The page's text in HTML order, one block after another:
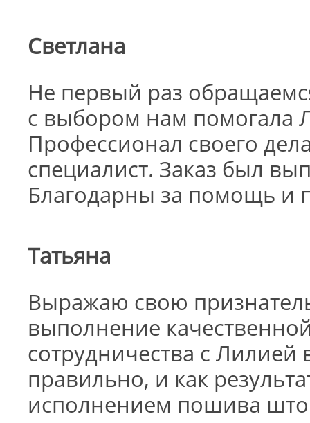
Светлана
Не первый раз
с выбором нам помогала
Профессионал своего
специалист. Заказ был
Благодарны за помощь и
Татьяна
Выражаю свою
выполнение
сотрудничества с
правильно, и как
исполнением пошива